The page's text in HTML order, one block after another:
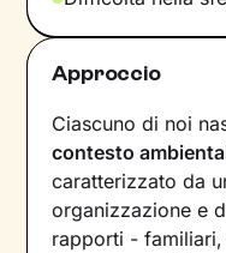
Approccio
Ciascuno di noi
contesto
caratterizzato da
organizzazione e
rapporti -